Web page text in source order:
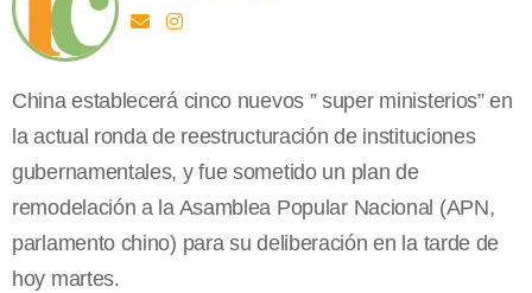
China establecerá cinco nuevos ” super ministerios” en
la actual ronda de reestructuración de instituciones
gubernamentales, y fue sometido un plan de
remodelación a la Asamblea Popular Nacional (APN,
parlamento chino) para su deliberación en la tarde de
hoy martes.